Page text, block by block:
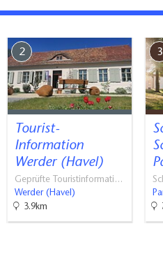
2
Tourist-
Information
Werder (Havel)
Geprüfte Touristinformati…
Werder (Havel)
3.9km
3